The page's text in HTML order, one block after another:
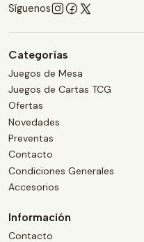
Síguenos
Categorías
Juegos de Mesa
Juegos de Cartas TCG
Ofertas
Novedades
Preventas
Contacto
Condiciones Generales
Accesorios
Información
Contacto